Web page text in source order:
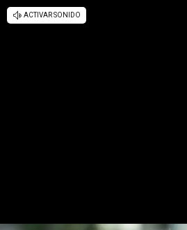
ACTIVAR SONIDO